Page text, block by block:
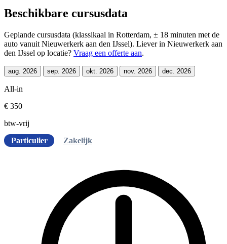
Beschikbare cursusdata
Geplande cursusdata (klassikaal in Rotterdam, ± 18 minuten met de
auto vanuit Nieuwerkerk aan den IJssel). Liever in Nieuwerkerk aan
den IJssel op locatie? Vraag een offerte aan.
aug. 2026 sep. 2026 okt. 2026 nov. 2026 dec. 2026
All-in
€ 350
btw-vrij
Particulier
Zakelijk